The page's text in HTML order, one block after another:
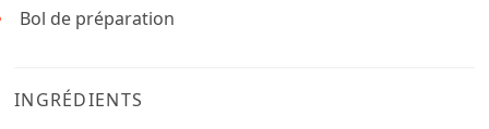
Bol de préparation
INGRÉDIENTS